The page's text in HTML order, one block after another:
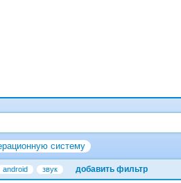
систему
android звук добавить фильтр